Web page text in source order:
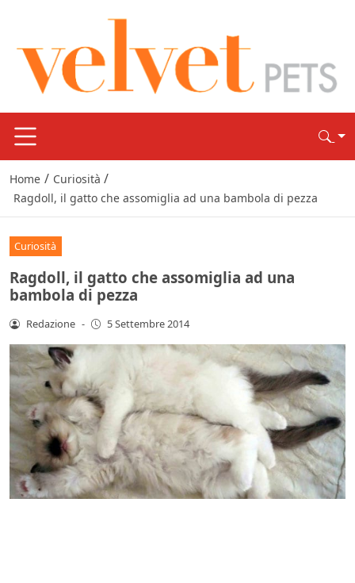
Home / Curiosità /
Ragdoll, il gatto che assomiglia ad una bambola di pezza
Curiosità
Ragdoll, il gatto che assomiglia ad una
bambola di pezza
Redazione - 5 Settembre 2014